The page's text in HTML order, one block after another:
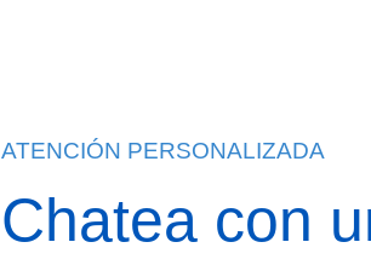
ATENCIÓN PERSONALIZADA
Chatea con